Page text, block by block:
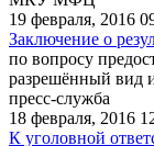
19 февраля, 2016
Заключение о
по вопросу
разрешённый вид
пресс-служба
18 февраля, 2016
К уголовной